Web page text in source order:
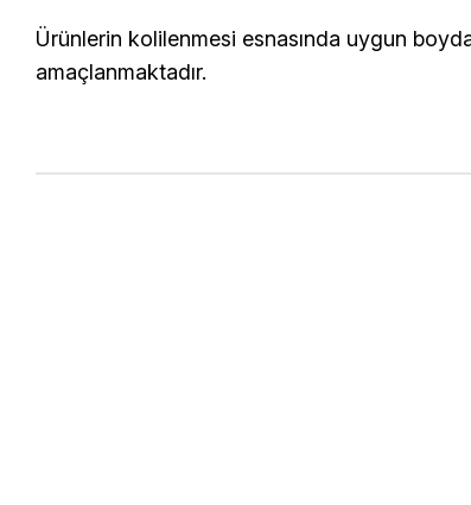
Ürünlerin kolilenmesi esnasında uygun
amaçlanmaktadır.